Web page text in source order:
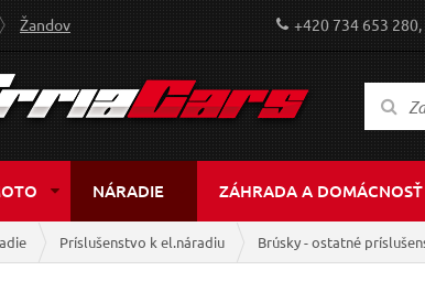
Žandov +420 734 653 280,
NÁRADIE ZÁHRADA A DOMÁCNOSŤ
Príslušenstvo k el.náradiu Brúsky - ostatné